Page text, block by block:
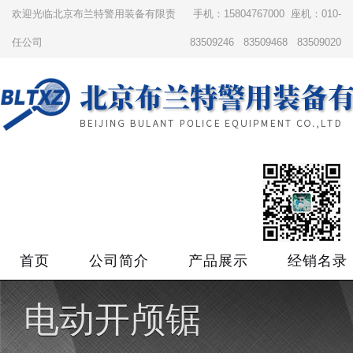
欢迎光临北京布兰特警用装备有限责
任公司
手机：15804767000 座机：010-
83509246 83509468 83509020
首页 公司简介 产品展示 经销名录
电动开颅锯